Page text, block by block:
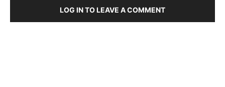
LOG IN TO LEAVE A COMMENT